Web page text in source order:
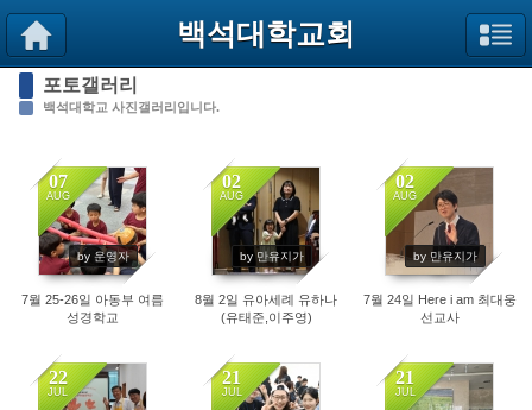
백석대학교회
포토갤러리
백석대학교 사진갤러리입니다.
07
AUG
by 운영자
37
7월 25-26일 아동부 여름
성경학교
02
AUG
by 만유지가
200
8월 2일 유아세례 유하나
(유태준,이주영)
02
AUG
by 만유지가
223
7월 24일 Here i am 최대웅
선교사
22
JUL
21
JUL
21
JUL